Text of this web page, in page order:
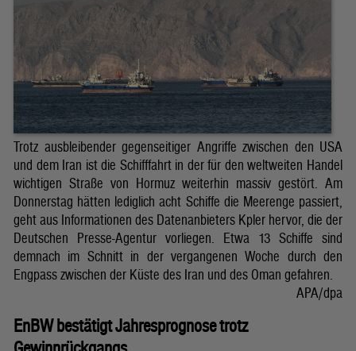
Trotz ausbleibender gegenseitiger Angriffe zwischen den USA
und dem Iran ist die Schifffahrt in der für den weltweiten Handel
wichtigen Straße von Hormuz weiterhin massiv gestört. Am
Donnerstag hätten lediglich acht Schiffe die Meerenge passiert,
geht aus Informationen des Datenanbieters Kpler hervor, die der
Deutschen Presse-Agentur vorliegen. Etwa 13 Schiffe sind
demnach im Schnitt in der vergangenen Woche durch den
Engpass zwischen der Küste des Iran und des Oman gefahren.
APA/dpa
EnBW bestätigt Jahresprognose trotz